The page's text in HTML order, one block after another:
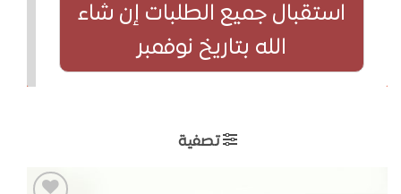
استقبال جميع الطلبات إن شاء
الله بتاريخ نوفمبر
تصفية